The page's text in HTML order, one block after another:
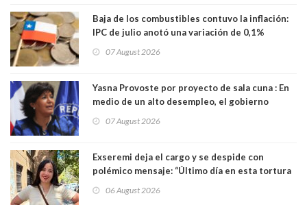
Baja de los combustibles contuvo la inflación:
IPC de julio anotó una variación de 0,1%
07 August 2026
Yasna Provoste por proyecto de sala cuna : En
medio de un alto desempleo, el gobierno
07 August 2026
Exseremi deja el cargo y se despide con
polémico mensaje: “Último día en esta tortura
06 August 2026